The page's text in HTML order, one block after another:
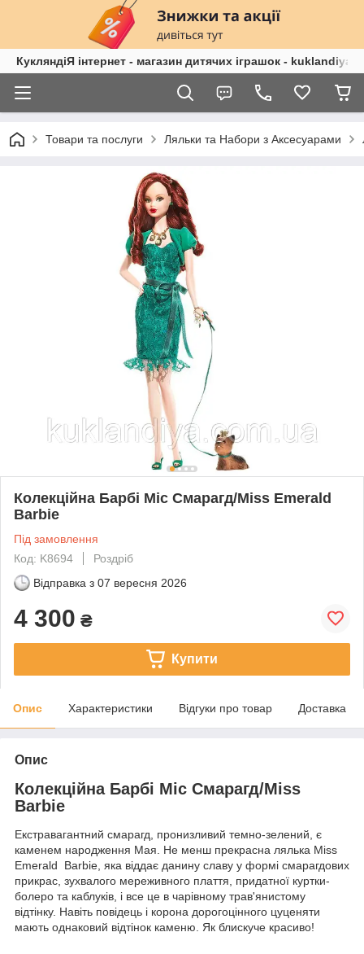
КукляндіЯ інтернет - магазин дитячих іграшок -
Товари та послуги Ляльки та Набори з Аксесуарами
Колекційна Барбі Міс Смарагд/Miss Emerald
Barbie
Під замовлення
Код: K8694
Роздріб
Відправка з 07 вересня 2026
4 300 ₴
Купити
Опис Характеристики Відгуки про товар Доставка
Опис
Колекційна Барбі Міс Смарагд/Miss
Barbie
Екстравагантний смарагд, пронизливий темно-зелений, є
каменем народження Мая. Не менш прекрасна лялька Miss
Emerald Barbie, яка віддає данину славу у формі смарагдових
прикрас, зухвалого мереживного плаття, придатної куртки-
болеро та каблуків, і все це в чарівному трав'янистому
відтінку. Навіть повідець і корона дорогоцінного цуценяти
мають однаковий відтінок каменю. Як блискуче красиво!